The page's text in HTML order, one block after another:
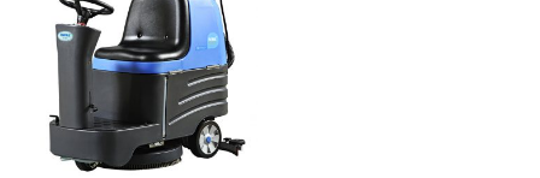
Add to
wishlist